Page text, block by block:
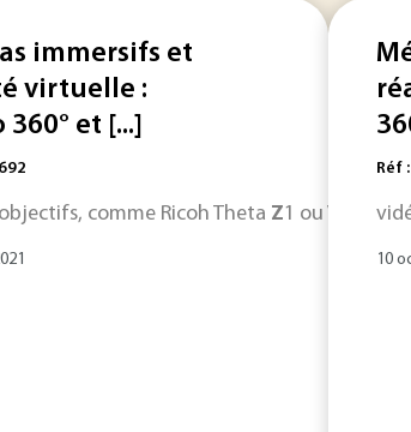
préparé à appréhender les
immersifs et
virtuelle :
et [...]
comme Ricoh Theta Z1 ou V,
Réf
10